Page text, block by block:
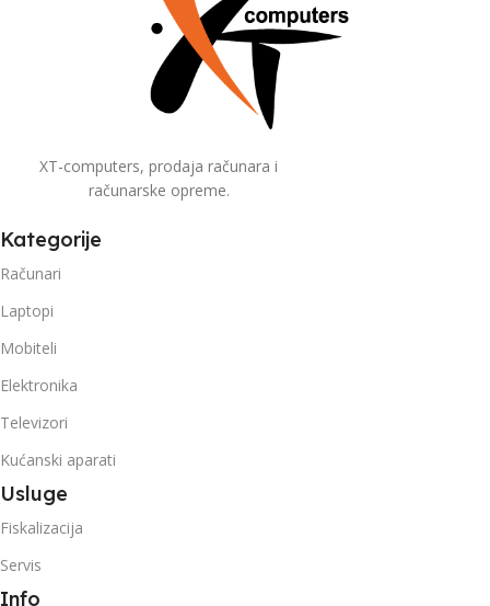
XT-computers, prodaja računara i
računarske opreme.
Kategorije
Računari
Laptopi
Mobiteli
Elektronika
Televizori
Kućanski aparati
Usluge
Fiskalizacija
Servis
Info